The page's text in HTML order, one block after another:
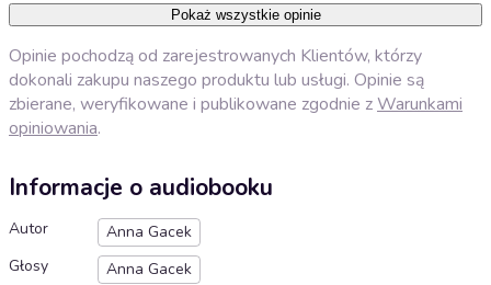
Pokaż wszystkie opinie
Opinie pochodzą od zarejestrowanych Klientów, którzy
dokonali zakupu naszego produktu lub usługi. Opinie są
zbierane, weryfikowane i publikowane zgodnie zWarunkami
opiniowania.
Informacje o audiobooku
Autor
Anna Gacek
Głosy
Anna Gacek